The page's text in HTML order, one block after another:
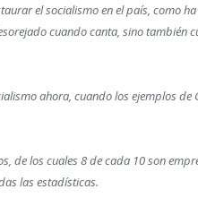
el socialismo en el país, como
cuando canta, sino también
ahora, cuando los ejemplos de
de los cuales 8 de cada 10 son
las estadísticas.